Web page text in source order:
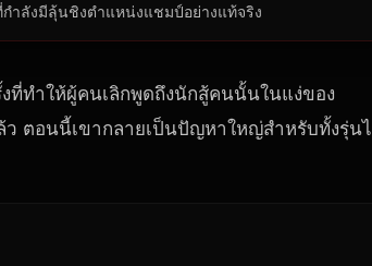
ำลังมีลุ้นชิงตำแหน่งแชมป์อย่างแท้จริง
ที่ทำให้ผู้คนเลิกพูดถึงนักสู้คนนั้นในแง่ของ
ตอนนี้เขากลายเป็นปัญหาใหญ่สำหรับทั้งรุ่น